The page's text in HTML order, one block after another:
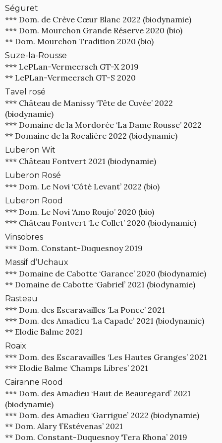
Séguret
*** Dom. de Crève Cœur Blanc 2022 (biodynamie)
*** Dom. Mourchon Grande Réserve 2020 (bio)
** Dom. Mourchon Tradition 2020 (bio)
Suze-la-Rousse
*** LePLan-Vermeersch GT-X 2019
** LePLan-Vermeersch GT-S 2020
Tavel rosé
*** Château de Manissy ‘Tête de Cuvée’ 2022
(biodynamie)
*** Domaine de la Mordorée ‘La Dame Rousse’ 2022
** Domaine de la Rocalière 2022 (biodynamie)
Luberon Wit
*** Château Fontvert 2021 (biodynamie)
Luberon Rosé
*** Dom. Le Novi ‘Côté Levant’ 2022 (bio)
Luberon Rood
*** Dom. Le Novi ‘Amo Roujo’ 2020 (bio)
*** Château Fontvert ‘Le Collet’ 2020 (biodynamie)
Vinsobres
*** Dom. Constant-Duquesnoy 2019
Massif d’Uchaux
*** Domaine de Cabotte ‘Garance’ 2020 (biodynamie)
** Domaine de Cabotte ‘Gabriel’ 2021 (biodynamie)
Rasteau
*** Dom. des Escaravailles ‘La Ponce’ 2021
*** Dom. des Amadieu ‘La Capade’ 2021 (biodynamie)
** Elodie Balme 2021
Roaix
*** Dom. des Escaravailles ‘Les Hautes Granges’ 2021
*** Elodie Balme ‘Champs Libres’ 2021
Cairanne Rood
*** Dom. des Amadieu ‘Haut de Beauregard’ 2021
(biodynamie)
*** Dom. des Amadieu ‘Garrigue’ 2022 (biodynamie)
** Dom. Alary ‘l’Estévenas’ 2021
** Dom. Constant-Duquesnoy ‘Tera Rhona’ 2019